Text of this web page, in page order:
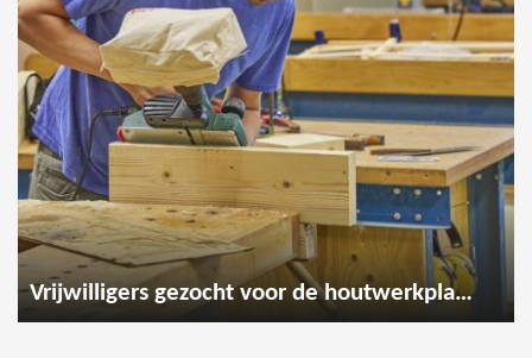
Vrijwilligers gezocht voor de houtwerkplaats